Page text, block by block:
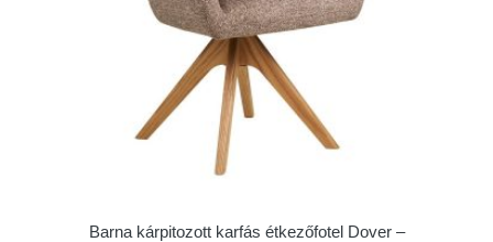
Barna kárpitozott karfás étkezőfotel Dover –